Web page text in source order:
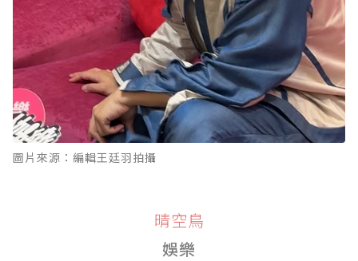
圖片來源：編輯王廷羽拍攝
晴空鳥
娛樂